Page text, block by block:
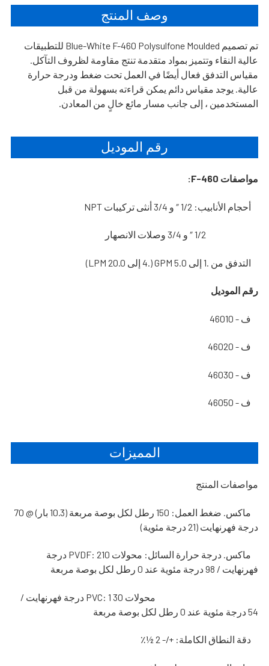
وصف المنتج
تم تصميم Blue-White F-460 Polysulfone Moulded للتطبيقات
عالية النقاء وتتميز بمواد متقدمة تنتج مقاومة لظروف التآكل.
مقياس التدفق فعال أيضًا في العمل تحت ضغط ودرجة حرارة
عالية. يوجد مقياس دائم يمكن قراءته بسهولة من قبل
المستخدمين ، إلى جانب مسار مائع خالٍ من المعادن.
رقم الموديل
مواصفات F-460:
أحجام الأنابيب: 1/2 ″ و 3/4 أنثى تركيبات NPT
التدفق من .1 إلى 5.0 GPM (.4 إلى 20.0 LPM)
رقم الموديل
ف - 46010
ف - 46020
ف - 46030
ف - 46050
المميزات
مواصفات المنتج
ماكس. ضغط العمل: 150 رطل لكل بوصة مربعة (10.3 بار) @ 70
درجة فهرنهايت (21 درجة مئوية)
ماكس. درجة حرارة السائل: محولات PVDF: 210 درجة
فهرنهايت / 98 درجة مئوية عند 0 رطل لكل بوصة مربعة
محولات PVC: 1 30 درجة فهرنهايت /
54 درجة مئوية عند 0 رطل لكل بوصة مربعة
دقة النطاق الكاملة: +/- 2 ½٪